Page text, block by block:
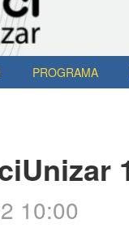
PROGRAMA
10:00